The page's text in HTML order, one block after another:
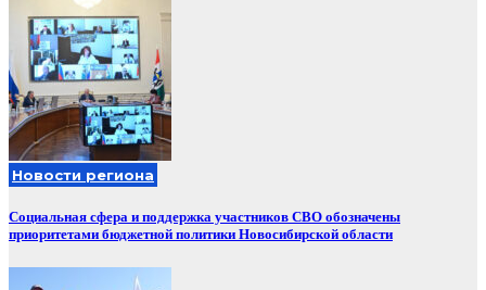
Новости региона
Социальная сфера и поддержка участников СВО обозначены
приоритетами бюджетной политики Новосибирской области